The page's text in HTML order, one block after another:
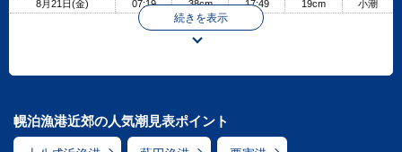
8月21日(金)
07:19 38cm 17:49 19cm 小潮
続きを表示
幌泊漁港近郊の人気潮見表ポイント